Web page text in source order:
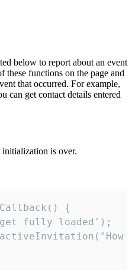
below to report about an event
these functions on the page and
that occurred. For example,
can get contact details entered
is over.
{
fully loaded');